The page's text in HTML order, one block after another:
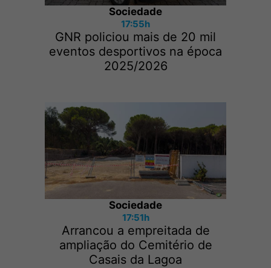
Sociedade
17:55h
GNR policiou mais de 20 mil
eventos desportivos na época
2025/2026
Sociedade
17:51h
Arrancou a empreitada de
ampliação do Cemitério de
Casais da Lagoa